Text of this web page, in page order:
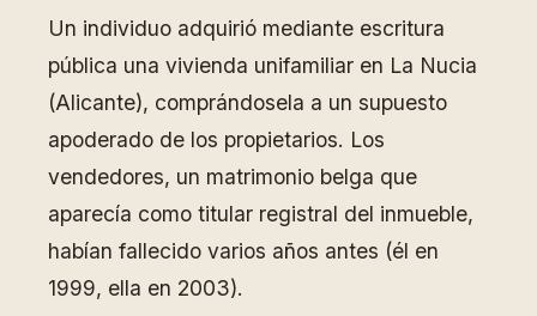
Un individuo adquirió mediante escritura
pública una vivienda unifamiliar en La Nucia
(Alicante), comprándosela a un supuesto
apoderado de los propietarios. Los
vendedores, un matrimonio belga que
aparecía como titular registral del inmueble,
habían fallecido varios años antes (él en
1999, ella en 2003).